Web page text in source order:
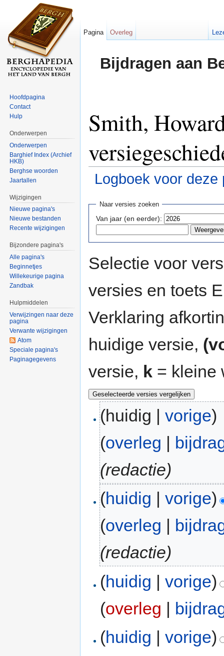
Bijdragen aan
Smith,
Logboek voor deze
Naar versies zoeken
Van jaar (en eerder):
Selectie voor
versies en toets
Verklaring
huidige versie,
versie, k = kleine
(huidig |vorige)
(overleg |
(redactie)
(huidig |vorige)
(overleg
(redactie)
(huidig |vorige)
(overleg |
(huidig |vorige)
Pagina Overleg
Hoofdpagina
Contact
Hulp
Onderwerpen
Onderwerpen
Barghief Index (Archief
HKB)
Berghse woorden
Jaartallen
Wijzigingen
Nieuwe pagina's
Nieuwe bestanden
Recente wijzigingen
Bijzondere pagina's
Alle pagina's
Beginnetjes
Willekeurige pagina
Zandbak
Hulpmiddelen
Verwijzingen naar deze
pagina
Verwante wijzigingen
Atom
Speciale pagina's
Paginagegevens